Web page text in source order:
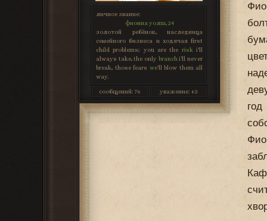
личное звание:
фионна уолш, 24
золотой ребёнок, наследница
семейного бизнеса и ходячая first
child problems; you are the risk i'll
always take, the only branch i'll never
break, those fears we'll blow them all
way.
сообщений: 76 уважение: +3